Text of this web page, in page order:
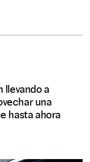
llevando a
una
hasta ahora